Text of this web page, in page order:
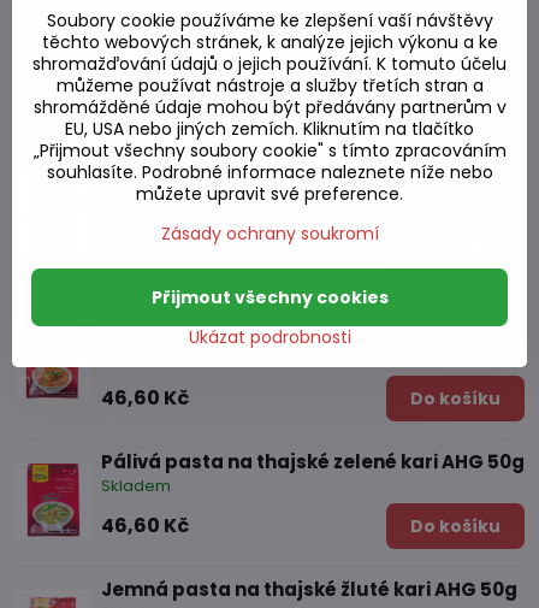
Omáčka instantní. Teriyaki LOBO 50g
Skladem
29,53 Kč Do košíku
Omáčka Topokki 120 g
56,89 Kč
Jemná pasta na thajské červené kari AHG
50g
46,60 Kč Do košíku
Pálivá pasta na thajské zelené kari AHG 50g
Skladem
46,60 Kč Do košíku
Jemná pasta na thajské žluté kari AHG 50g
Soubory cookie používáme ke zlepšení vaší návštěvy
těchto webových stránek, k analýze jejich výkonu a ke
shromažďování údajů o jejich používání. K tomuto účelu
můžeme používat nástroje a služby třetích stran a
shromážděné údaje mohou být předávány partnerům v
EU, USA nebo jiných zemích. Kliknutím na tlačítko
„Přijmout všechny soubory cookie" s tímto zpracováním
souhlasíte. Podrobné informace naleznete níže nebo
můžete upravit své preference.
Zásady ochrany soukromí
Ukázat podrobnosti
Přijmout všechny cookies